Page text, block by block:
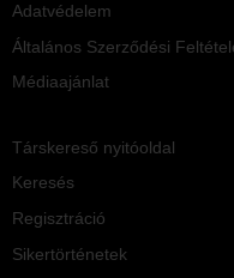
Adatvédelem
Általános Szerződési
Médiaajánlat
Társkereső nyitóoldal
Keresés
Regisztráció
Sikertörténetek